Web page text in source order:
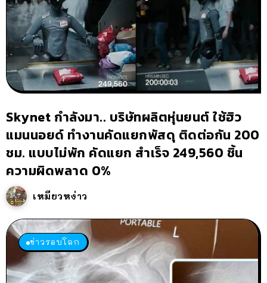
Skynet กำลังมา.. บริษัทผลิตหุ่นยนต์ ใช้ฮิว
แมนนอยด์ ทำงานคัดแยกพัสดุ ติดต่อกัน 200
ชม. แบบไม่พัก คัดแยก สำเร็จ 249,560 ชิ้น
ความผิดพลาด 0%
เหมียวหง่าว
ข่าวรอบโลก